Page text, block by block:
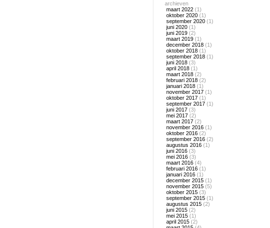
archieven
maart 2022 (1)
oktober 2020 (1)
september 2020 (1)
juni 2020 (1)
juni 2019 (2)
maart 2019 (1)
december 2018 (1)
oktober 2018 (1)
september 2018 (1)
juni 2018 (3)
april 2018 (1)
maart 2018 (2)
februari 2018 (2)
januari 2018 (1)
november 2017 (1)
oktober 2017 (1)
september 2017 (1)
juni 2017 (3)
mei 2017 (2)
maart 2017 (2)
november 2016 (1)
oktober 2016 (2)
september 2016 (2)
augustus 2016 (1)
juni 2016 (3)
mei 2016 (3)
maart 2016 (4)
februari 2016 (1)
januari 2016 (1)
december 2015 (1)
november 2015 (5)
oktober 2015 (3)
september 2015 (1)
augustus 2015 (2)
juni 2015 (2)
mei 2015 (1)
april 2015 (2)